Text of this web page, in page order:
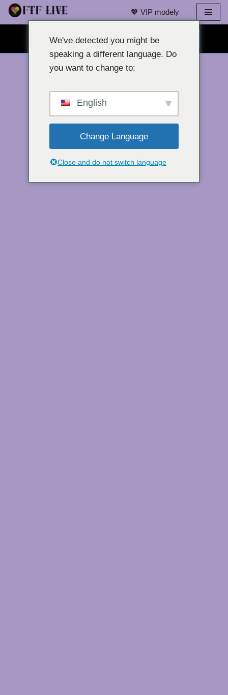
Přeskočit
obsah
💖 VIP modely
CHAT S WEBOVOU KAMEROU ZDARMA 👉
We've detected you might be
speaking a different language. Do
you want to change to:
English
Change Language
Close and do not switch language